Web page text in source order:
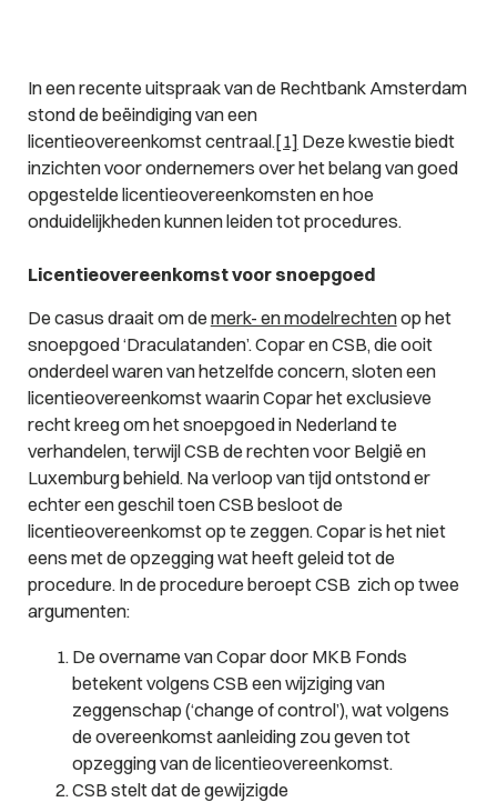
In een recente uitspraak van de Rechtbank Amsterdam
stond de beëindiging van een
licentieovereenkomst centraal.[1] Deze kwestie biedt
inzichten voor ondernemers over het belang van goed
opgestelde licentieovereenkomsten en hoe
onduidelijkheden kunnen leiden tot procedures.
Licentieovereenkomst voor snoepgoed
De casus draait om de merk- en modelrechtenop het
snoepgoed ‘Draculatanden’. Copar en CSB, die ooit
onderdeel waren van hetzelfde concern, sloten een
licentieovereenkomst waarin Copar het exclusieve
recht kreeg om het snoepgoed in Nederland te
verhandelen, terwijl CSB de rechten voor België en
Luxemburg behield. Na verloop van tijd ontstond er
echter een geschil toen CSB besloot de
licentieovereenkomst op te zeggen. Copar is het niet
eens met de opzegging wat heeft geleid tot de
procedure. In de procedure beroept CSB zich op twee
argumenten:
De overname van Copar door MKB Fonds
betekent volgens CSB een wijziging van
zeggenschap (‘change of control’), wat volgens
de overeenkomst aanleiding zou geven tot
opzegging van de licentieovereenkomst.
CSB stelt dat de gewijzigde